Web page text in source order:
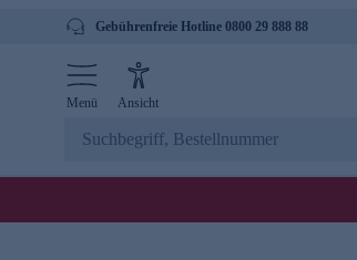
Gebührenfreie Hotline 0800 29 888 88
Menü Ansicht